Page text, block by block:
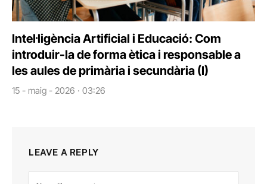
Intel·ligència Artificial i Educació: Com
introduir-la de forma ètica i responsable a
les aules de primària i secundària (I)
15 - maig - 2026 · 03:26
LEAVE A REPLY